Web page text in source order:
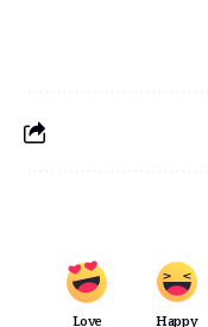
Love Happy